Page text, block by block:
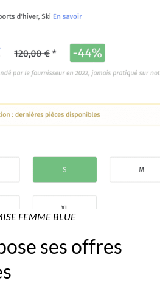
FEMME BLUE
ses offres